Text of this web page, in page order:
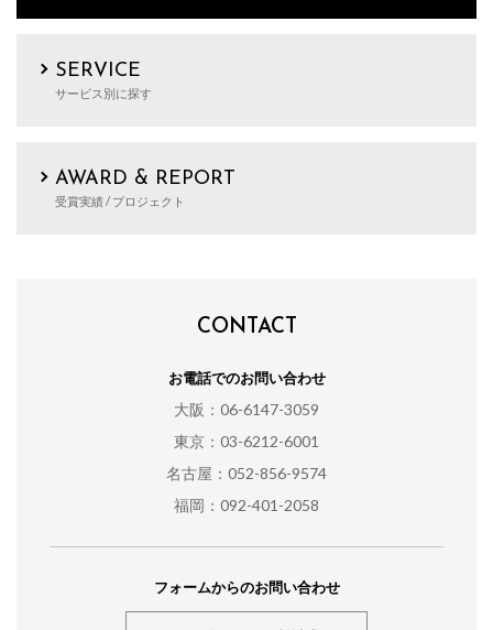
SERVICE
サービス別に探す
AWARD & REPORT
受賞実績 / プロジェクト
CONTACT
お電話でのお問い合わせ
大阪：06-6147-3059
東京：03-6212-6001
名古屋：052-856-9574
福岡：092-401-2058
フォームからのお問い合わせ